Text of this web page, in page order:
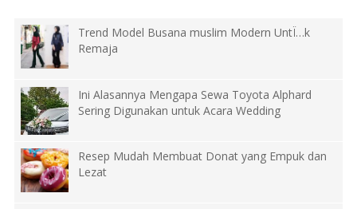
Trend Model Busana muslim Modern UntÏ…k
Remaja
Ini Alasannya Mengapa Sewa Toyota Alphard
Sering Digunakan untuk Acara Wedding
Resep Mudah Membuat Donat yang Empuk dan
Lezat